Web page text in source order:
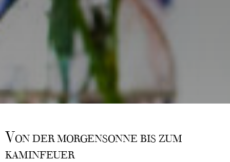
VON DER MORGENSONNE BIS ZUM
KAMINFEUER